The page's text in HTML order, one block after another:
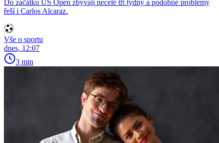
Do začátku US Open zbývají necelé tři týdny a podobné problémy
řeší i Carlos Alcaraz.
Vše o sportu
dnes, 12:07
3 min